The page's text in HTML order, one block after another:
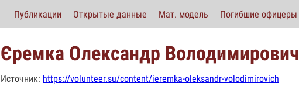
Публикации Открытые данные Мат. модель Погибшие офицеры
Єремка Олександр Володимирович
Источник: https://volunteer.su/content/ieremka-oleksandr-volodimirovich